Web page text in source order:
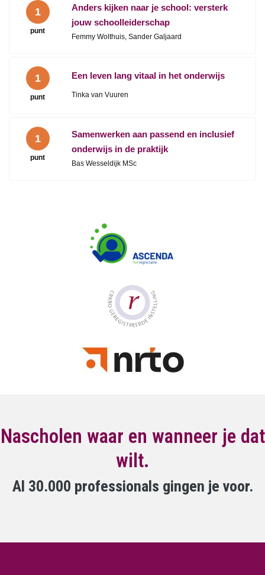
1
punt
Anders kijken naar je school: versterk
jouw schoolleiderschap
Femmy Wolthuis, Sander Galjaard
1
punt
Een leven lang vitaal in het onderwijs
Tinka van Vuuren
1
punt
Samenwerken aan passend en inclusief
onderwijs in de praktijk
Bas Wesseldijk MSc
Nascholen waar en wanneer je dat
wilt.
Al 30.000 professionals gingen je voor.